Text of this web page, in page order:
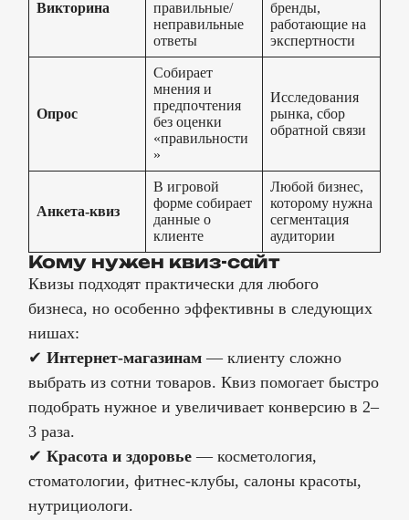
Викторина
правильные/
неправильные
ответы
бренды,
работающие на
экспертности
Опрос
Собирает
мнения и
предпочтения
без оценки
«правильности
»
Исследования
рынка, сбор
обратной связи
Анкета-квиз
В игровой
форме собирает
данные о
клиенте
Любой бизнес,
которому нужна
сегментация
аудитории
Кому нужен квиз-сайт
Квизы подходят практически для любого
бизнеса, но особенно эффективны в следующих
нишах:
✔ Интернет-магазинам— клиенту сложно
выбрать из сотни товаров. Квиз помогает быстро
подобрать нужное и увеличивает конверсию в 2–
3 раза.
✔ Красота и здоровье— косметология,
стоматологии, фитнес-клубы, салоны красоты,
нутрициологи.